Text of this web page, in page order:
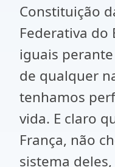
Constituição
Federativa do
iguais
de qualquer
tenhamos
vida. E claro
França, não
sistema